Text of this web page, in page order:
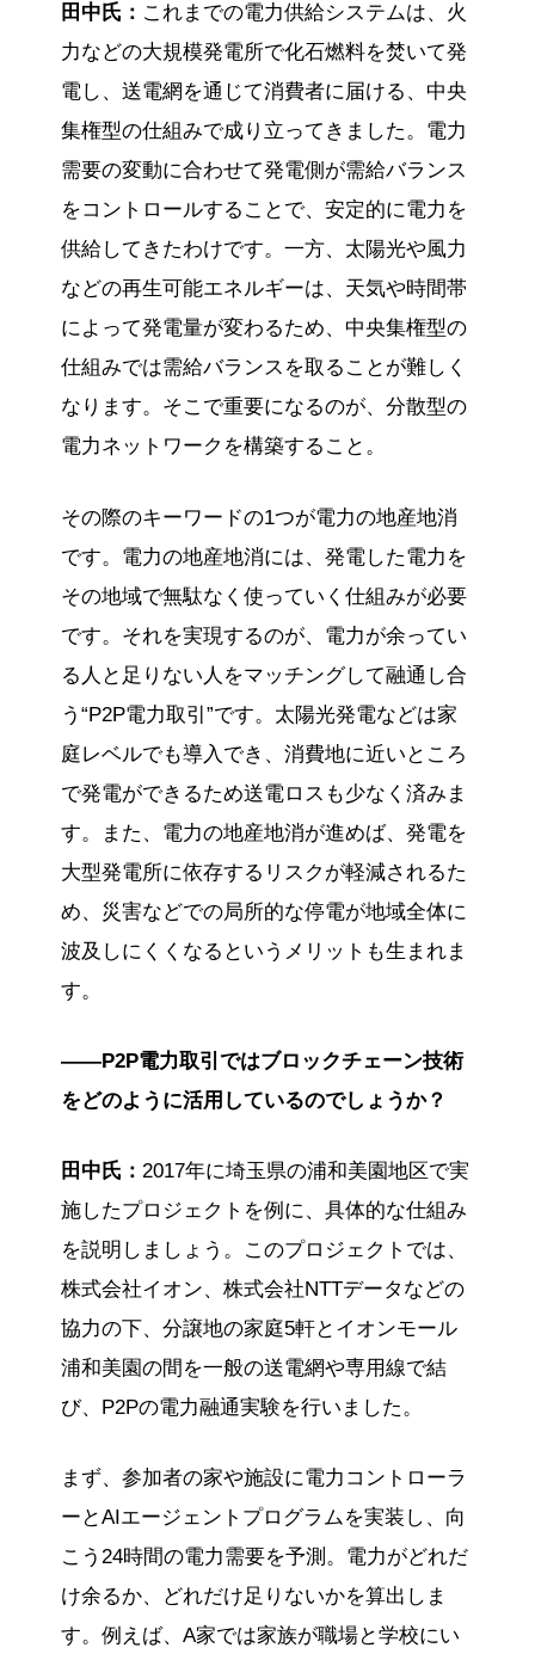
田中氏： これまでの電力供給システムは、火
力などの大規模発電所で化石燃料を焚いて発
電し、送電網を通じて消費者に届ける、中央
集権型の仕組みで成り立ってきました。電力
需要の変動に合わせて発電側が需給バランス
をコントロールすることで、安定的に電力を
供給してきたわけです。一方、太陽光や風力
などの再生可能エネルギーは、天気や時間帯
によって発電量が変わるため、中央集権型の
仕組みでは需給バランスを取ることが難しく
なります。そこで重要になるのが、分散型の
電力ネットワークを構築すること。
その際のキーワードの1つが電力の地産地消
です。電力の地産地消には、発電した電力を
その地域で無駄なく使っていく仕組みが必要
です。それを実現するのが、電力が余ってい
る人と足りない人をマッチングして融通し合
う“P2P電力取引”です。太陽光発電などは家
庭レベルでも導入でき、消費地に近いところ
で発電ができるため送電ロスも少なく済みま
す。また、電力の地産地消が進めば、発電を
大型発電所に依存するリスクが軽減されるた
め、災害などでの局所的な停電が地域全体に
波及しにくくなるというメリットも生まれま
す。
——P2P電力取引ではブロックチェーン技術
をどのように活用しているのでしょうか？
田中氏： 2017年に埼玉県の浦和美園地区で実
施したプロジェクトを例に、具体的な仕組み
を説明しましょう。このプロジェクトでは、
株式会社イオン、株式会社NTTデータなどの
協力の下、分譲地の家庭5軒とイオンモール
浦和美園の間を一般の送電網や専用線で結
び、P2Pの電力融通実験を行いました。
まず、参加者の家や施設に電力コントローラ
ーとAIエージェントプログラムを実装し、向
こう24時間の電力需要を予測。電力がどれだ
け余るか、どれだけ足りないかを算出しま
す。例えば、A家では家族が職場と学校にい